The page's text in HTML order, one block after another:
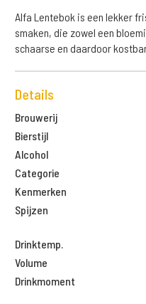
Alfa Lentebok is een lekker
smaken, die zowel een
schaarse en daardoor
Details
Brouwerij
Bierstijl
Alcohol
Categorie
Kenmerken
Spijzen
Drinktemp.
Volume
Drinkmoment